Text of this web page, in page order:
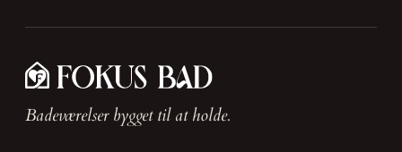
Badeværelser bygget til at holde.